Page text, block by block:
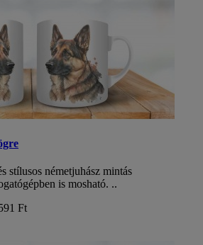
stílusos németjuhász mintás
is mosható. ..
Ft